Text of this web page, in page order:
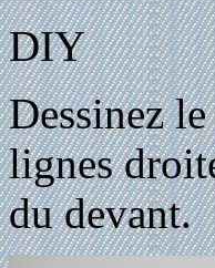
DIY
Dessinez
lignes
du devant.